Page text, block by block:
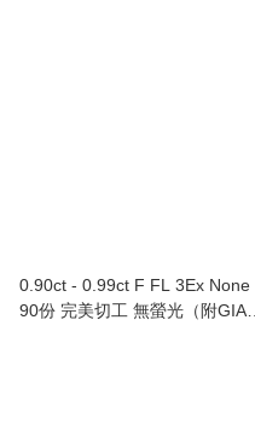
0.90ct - 0.99ct F FL 3Ex None
90份 完美切工 無螢光（附GIA證